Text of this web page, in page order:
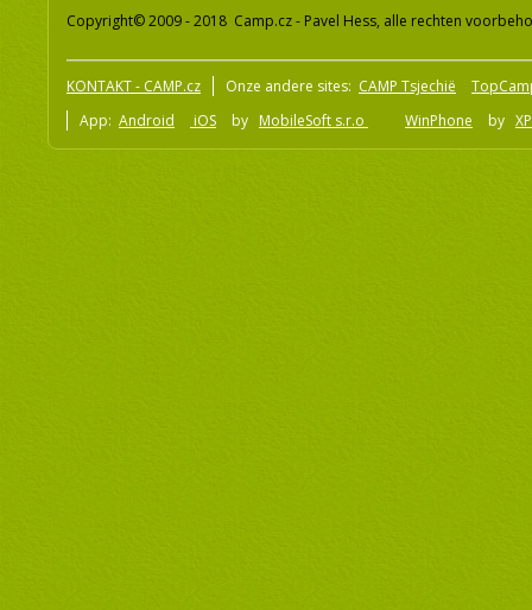
Copyright© 2009 - 2018 Camp.cz - Pavel Hess, alle rechten
KONTAKT - CAMP.cz Onze andere sites: CAMP Tsjechië
App: Android iOS by MobileSoft s.r.o WinPhone by